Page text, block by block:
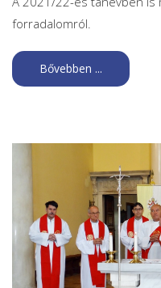
forradalomról.
Bővebben ...